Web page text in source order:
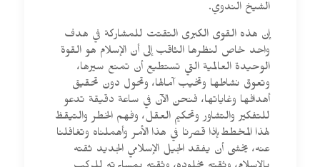
الشيخ الندوي.
إن هذه القوى الكبرى التقتت للمشاركة في هدف
واحد خاص لنظرها الثاقب إلى أن الإسلام هو القوة
الوحيدة العالمية التي تستطيع أن تمنع سيرها،
وتعوق نشاطها وتخيب آمالها، وتحول دون تحقيق
أهدافها وغاياتها، فنحن الآن في ساعة دقيقة تدعو
للتفكير والتشاور وتحكيم العقل، وفهم الخطر والتيقظ
لهذا المخطط،إذا قصرنا في هذا الأمر وأهملناه وتغافلنا
عنه، يخشى أن يفقد الجيل الإسلامي الجديد ثقته